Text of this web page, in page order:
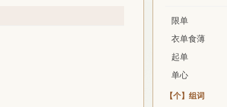
限单
衣单食薄
起单
单心
【个】组词